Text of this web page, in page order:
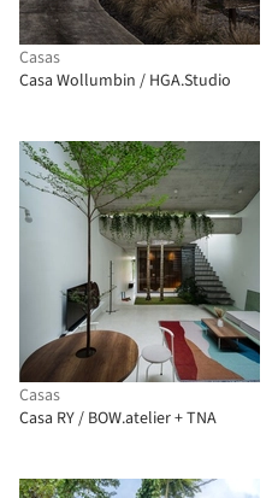
Casas
Casa Wollumbin / HGA.Studio
Casas
Casa RY / BOW.atelier + TNA